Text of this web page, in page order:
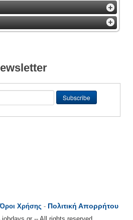
Όροι Χρήσης - Πολιτική Απορρήτου